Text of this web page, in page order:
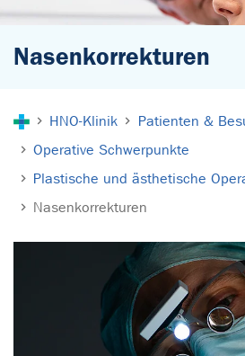
Nasenkorrekturen
HNO-Klinik
Patienten &
Operative Schwerpunkte
Plastische und ästhetische
Nasenkorrekturen